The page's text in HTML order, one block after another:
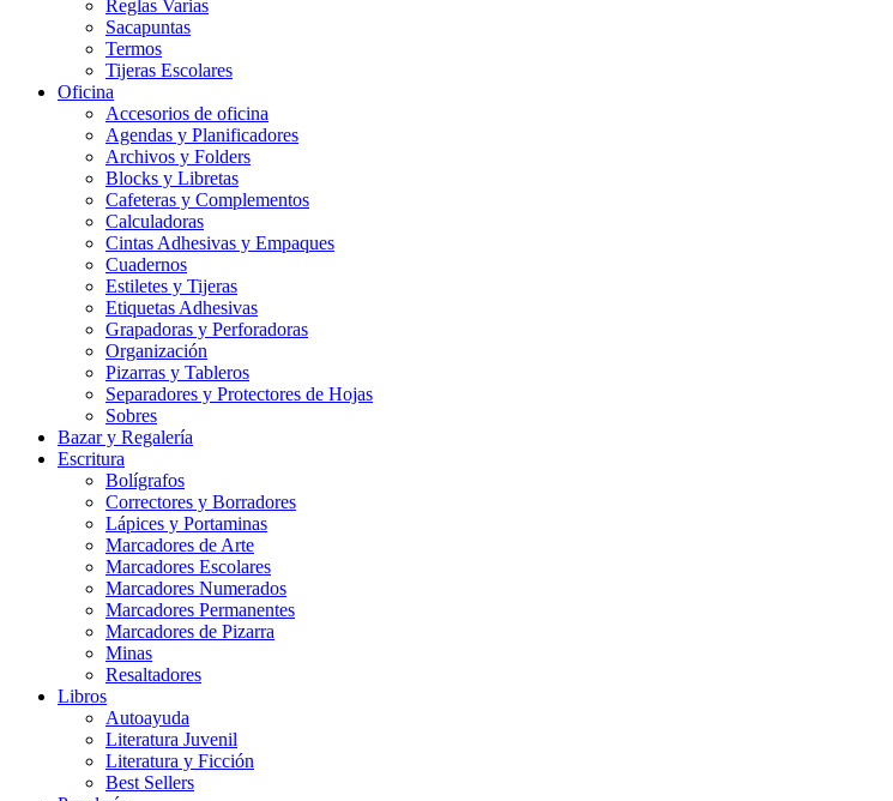
Reglas Varias
Sacapuntas
Termos
Tijeras Escolares
Oficina
Accesorios de oficina
Agendas y Planificadores
Archivos y Folders
Blocks y Libretas
Cafeteras y Complementos
Calculadoras
Cintas Adhesivas y Empaques
Cuadernos
Estiletes y Tijeras
Etiquetas Adhesivas
Grapadoras y Perforadoras
Organización
Pizarras y Tableros
Separadores y Protectores de Hojas
Sobres
Bazar y Regalería
Escritura
Bolígrafos
Correctores y Borradores
Lápices y Portaminas
Marcadores de Arte
Marcadores Escolares
Marcadores Numerados
Marcadores Permanentes
Marcadores de Pizarra
Minas
Resaltadores
Libros
Autoayuda
Literatura Juvenil
Literatura y Ficción
Best Sellers